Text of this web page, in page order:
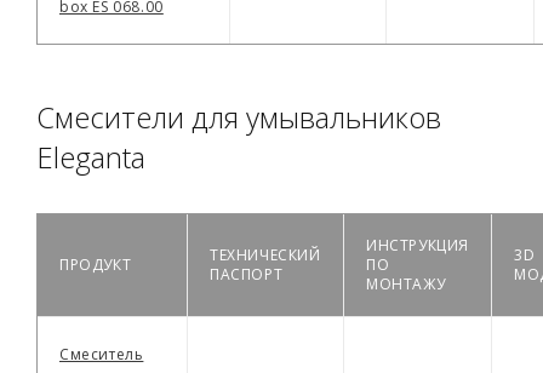
box ES 068.00
Смесители для умывальников
Eleganta
ПРОДУКТ
ТЕХНИЧЕСКИЙ
ПАСПОРТ
ИНСТРУКЦИЯ
ПО
МОНТАЖУ
3D
Смеситель